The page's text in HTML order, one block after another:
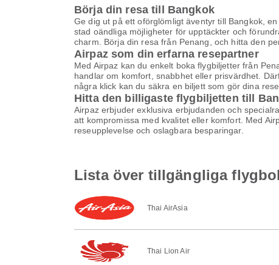
Börja din resa till Bangkok
Ge dig ut på ett oförglömligt äventyr till Bangkok,
stad oändliga möjligheter för upptäckter och
charm. Börja din resa från Penang, och hitta den
Airpaz som din erfarna resepartner
Med Airpaz kan du enkelt boka flygbiljetter från
handlar om komfort, snabbhet eller prisvärdhet.
några klick kan du säkra en biljett som gör dina
Hitta den billigaste flygbiljetten till
Airpaz erbjuder exklusiva erbjudanden och
att kompromissa med kvalitet eller komfort. Med
reseupplevelse och oslagbara besparingar.
Lista över tillgängliga
Thai AirAsia
Thai Lion Air